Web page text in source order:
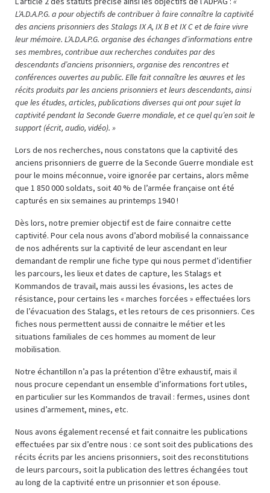
L’A.D.A.P.G. a pour objectifs de contribuer à faire connaître la captivité
des anciens prisonniers des Stalags IX A, IX B et IX C et de faire vivre
leur mémoire. L’A.D.A.P.G. organise des échanges d’informations entre
ses membres, contribue aux recherches conduites par des
descendants d’anciens prisonniers, organise des rencontres et
conférences ouvertes au public. Elle fait connaître les œuvres et les
récits produits par les anciens prisonniers et leurs descendants, ainsi
que les études, articles, publications diverses qui ont pour sujet la
captivité pendant la Seconde Guerre mondiale, et ce quel qu’en soit le
support (écrit, audio, vidéo). »
Lors de nos recherches, nous constatons que la captivité des
anciens prisonniers de guerre de la Seconde Guerre mondiale est
pour le moins méconnue, voire ignorée par certains, alors même
que 1 850 000 soldats, soit 40 % de l’armée française ont été
capturés en six semaines au printemps 1940 !
Dès lors, notre premier objectif est de faire connaitre cette
captivité. Pour cela nous avons d’abord mobilisé la connaissance
de nos adhérents sur la captivité de leur ascendant en leur
demandant de remplir une fiche type qui nous permet d’identifier
les parcours, les lieux et dates de capture, les Stalags et
Kommandos de travail, mais aussi les évasions, les actes de
résistance, pour certains les « marches forcées » effectuées lors
de l’évacuation des Stalags, et les retours de ces prisonniers. Ces
fiches nous permettent aussi de connaitre le métier et les
situations familiales de ces hommes au moment de leur
mobilisation.
Notre échantillon n’a pas la prétention d’être exhaustif, mais il
nous procure cependant un ensemble d’informations fort utiles,
en particulier sur les Kommandos de travail : fermes, usines dont
usines d’armement, mines, etc.
Nous avons également recensé et fait connaitre les publications
effectuées par six d’entre nous : ce sont soit des publications des
récits écrits par les anciens prisonniers, soit des reconstitutions
de leurs parcours, soit la publication des lettres échangées tout
au long de la captivité entre un prisonnier et son épouse.